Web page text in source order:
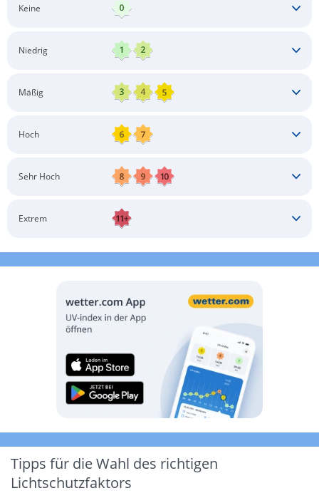
Keine
Niedrig
Mäßig
Langärmlige Bekleidung
Hoch
Langärmlige Bekleidung
Sonnenbrille
Sehr Hoch
Langärmlige Bekleidung
Extrem
Tipps für die Wahl des richtigen
Lichtschutzfaktors